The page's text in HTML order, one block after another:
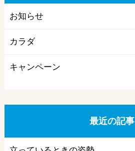
お知らせ
カラダ
キャンペーン
最近の記事